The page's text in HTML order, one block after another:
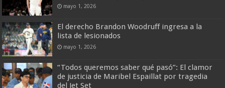
mayo 1, 2026
El derecho Brandon Woodruff ingresa a la
lista de lesionados
mayo 1, 2026
“Todos queremos saber qué pasó”: El clamor
de justicia de Maribel Espaillat por tragedia
del Jet Set